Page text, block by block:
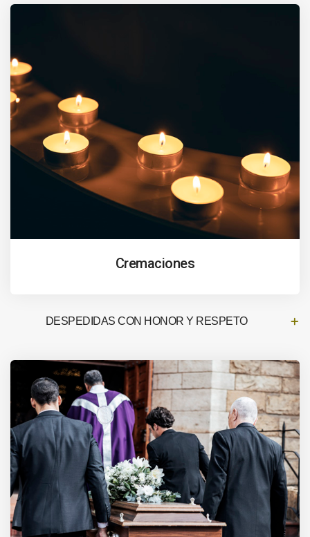
Cremaciones
DESPEDIDAS CON HONOR Y RESPETO